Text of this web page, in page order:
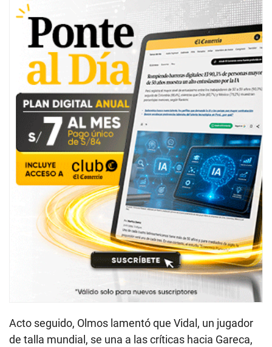
Acto seguido, Olmos lamentó que Vidal, un jugador
de talla mundial, se una a las críticas hacia Gareca,